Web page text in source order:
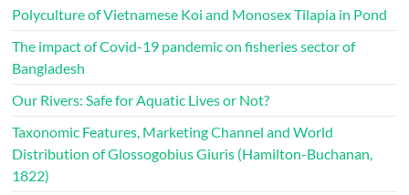
Polyculture of Vietnamese Koi and Monosex Tilapia in Pond
The impact of Covid-19 pandemic on fisheries sector of
Bangladesh
Our Rivers: Safe for Aquatic Lives or Not?
Taxonomic Features, Marketing Channel and World
Distribution of Glossogobius Giuris (Hamilton-Buchanan,
1822)